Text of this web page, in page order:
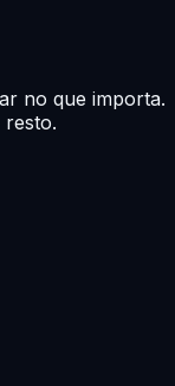
no que importa.
resto.